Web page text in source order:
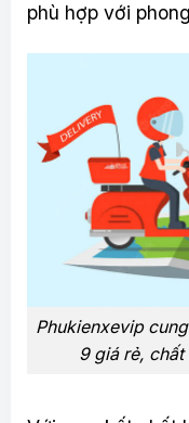
phù hợp với
Phukienxevip
9 giá rẻ,